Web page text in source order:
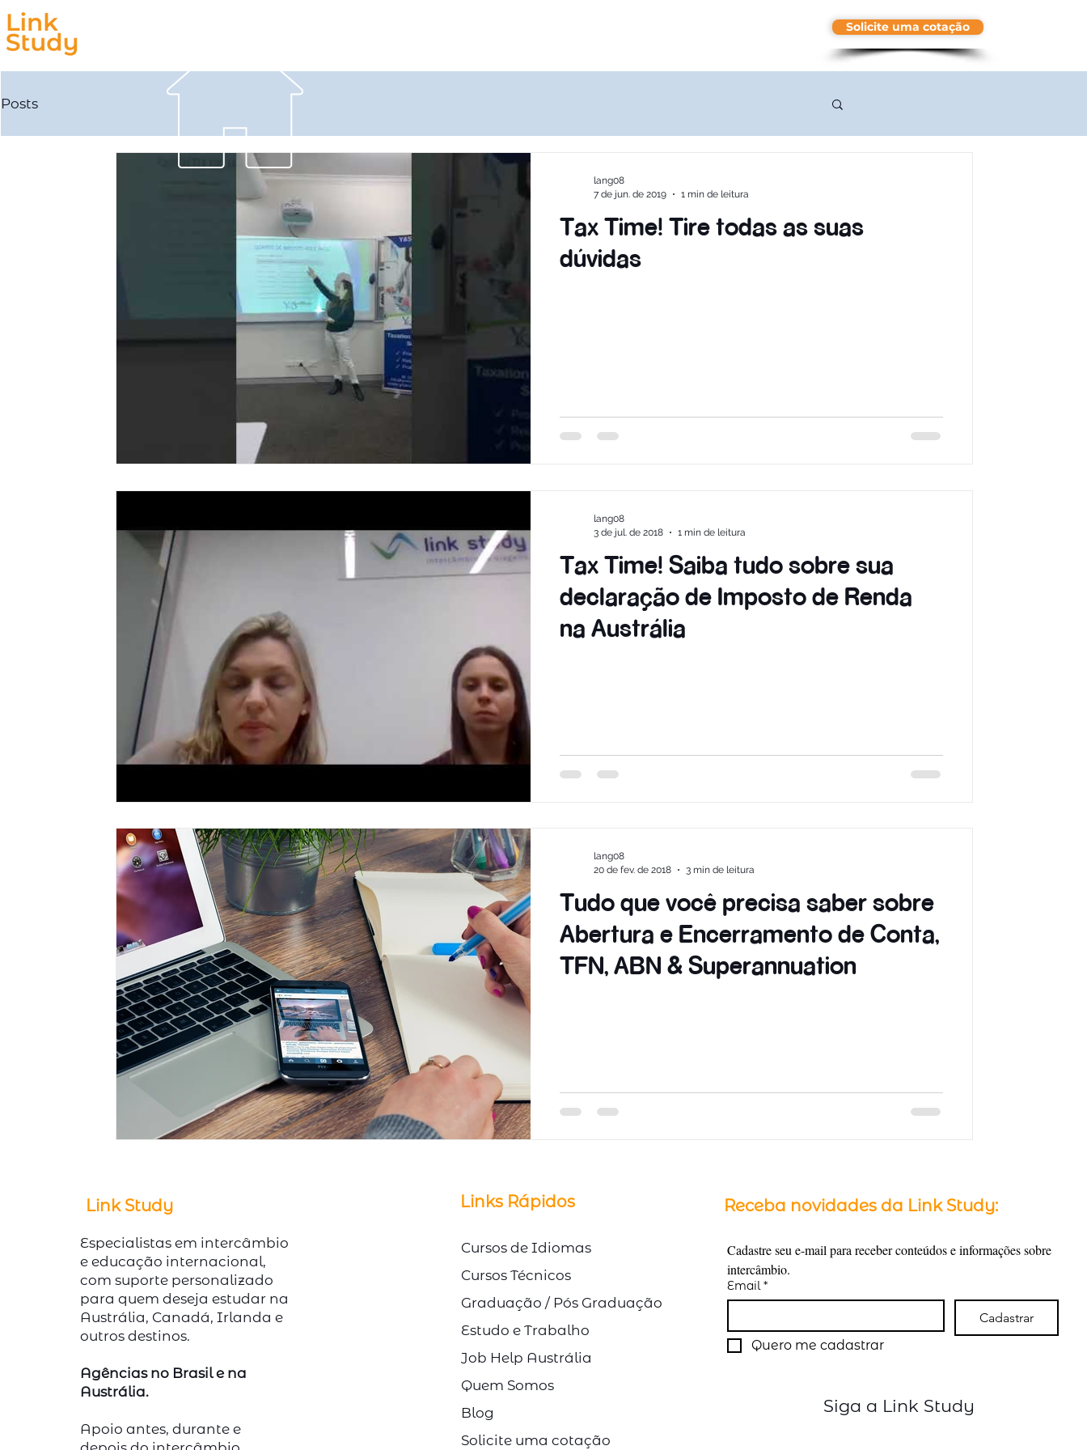
Solicite uma cotação
Posts
Tax Time! Tire todas as suas
dúvidas
lang08
7 de jun. de 2019
1 min de leitura
Tax Time! Saiba tudo sobre sua
declaração de Imposto de Renda
na Austrália
lang08
3 de jul. de 2018
1 min de leitura
Tudo que você precisa saber sobre
Abertura e Encerramento de Conta,
TFN, ABN & Superannuation
lang08
20 de fev. de 2018
3 min de leitura
Link Study
Especialistas em intercâmbio
e educação internacional,
com suporte personalizado
para quem deseja estudar na
Austrália, Canadá, Irlanda e
outros destinos.
Agências no Brasil e na
Austrália.
Apoio antes, durante e
Links Rápidos
Cursos de Idiomas
Cursos Técnicos
Graduação / Pós Graduação
Estudo e Trabalho
Job Help Austrália
Quem Somos
Blog
Solicite uma cotação
Receba novidades da Link Study:
Cadastre seu e-mail para receber conteúdos e informações sobre
intercâmbio.
Email *
Cadastrar
Quero me cadastrar
Siga a Link Study